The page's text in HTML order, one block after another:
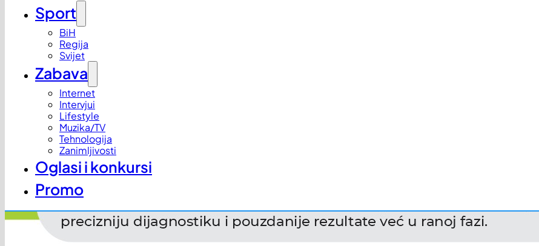
Sport
BiH
Regija
Svijet
Zabava
Internet
Intervjui
Lifestyle
Muzika/TV
Tehnologija
Zanimljivosti
Oglasi i konkursi
Promo